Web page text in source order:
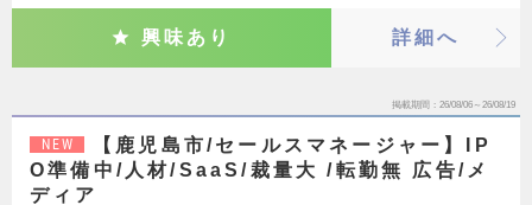
興味あり 詳細へ
掲載期間 26/08/06～26/08/19
NEW
【鹿児島市/セールスマネージャー】IP
O準備中/人材/SaaS/裁量大 /転勤無 広告/メ
ディア